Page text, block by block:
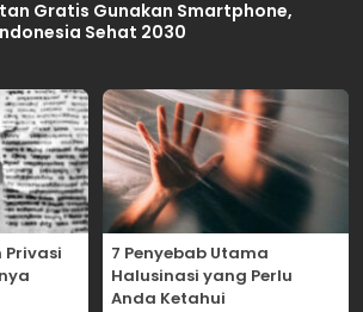
Gratis Gunakan Smartphone,
Sehat 2030
Privasi
7 Penyebab Utama
Halusinasi yang Perlu
Anda Ketahui